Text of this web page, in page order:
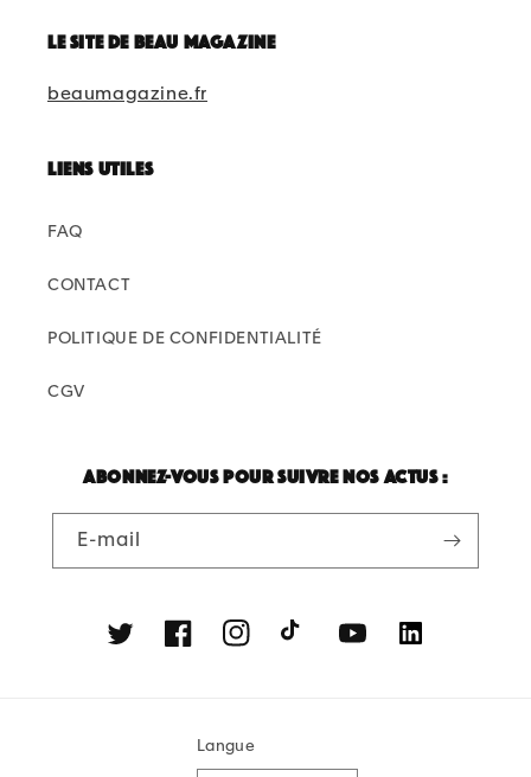
Le site de beau magazine
beaumagazine.fr
Liens utiles
FAQ
CONTACT
POLITIQUE DE CONFIDENTIALITÉ
CGV
Abonnez-vous pour suivre nos actus :
E-mail
Twitter FacebookInstagramTikTok YouTubeLinkedin
Langue